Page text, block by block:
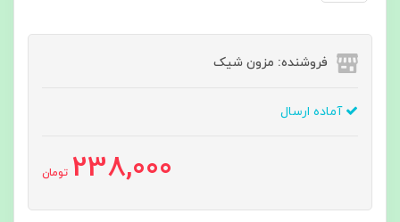
فروشنده: مزون شیک
آماده ارسال
238,000 تومان